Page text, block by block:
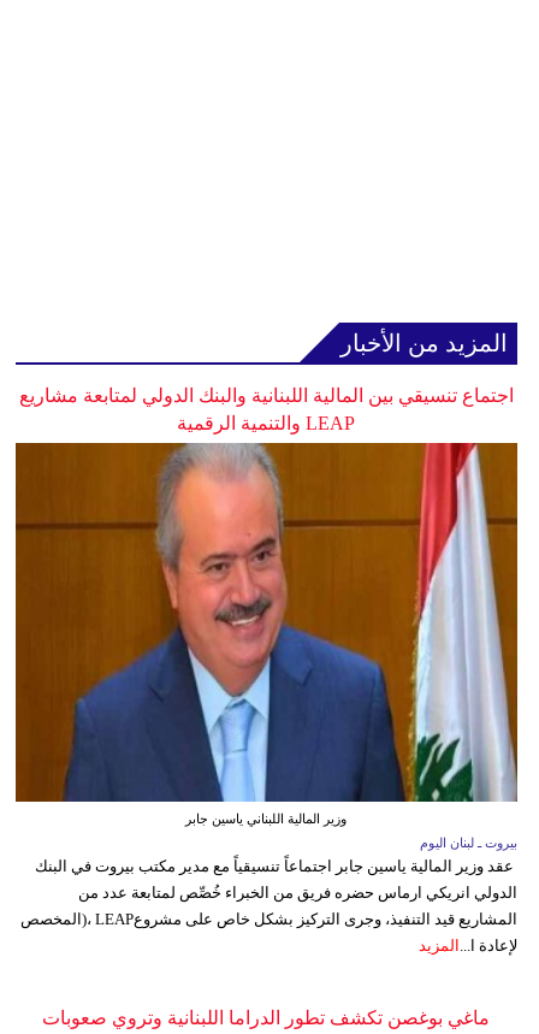
المزيد من الأخبار
اجتماع تنسيقي بين المالية اللبنانية والبنك الدولي لمتابعة مشاريع
LEAP والتنمية الرقمية
وزير المالية اللبناني ياسين جابر
بيروت ـ لبنان اليوم
عقد وزير المالية ياسين جابر اجتماعاً تنسيقياً مع مدير مكتب بيروت في البنك
الدولي انريكي ارماس حضره فريق من الخبراء خُصِّص لمتابعة عدد من
المشاريع قيد التنفيذ، وجرى التركيز بشكل خاص على مشروعLEAP ،(المخصص
لإعادة ا...
المزيد
ماغي بوغصن تكشف تطور الدراما اللبنانية وتروي صعوبات